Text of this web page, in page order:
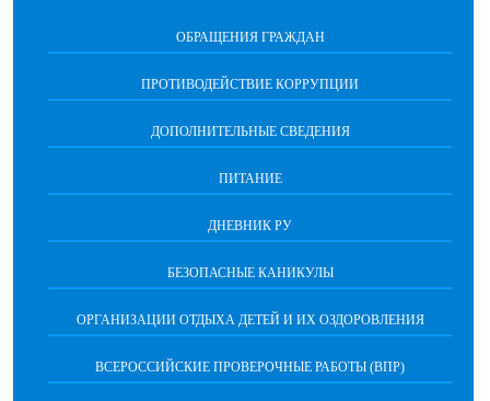
ОБРАЩЕНИЯ ГРАЖДАН
ПРОТИВОДЕЙСТВИЕ КОРРУПЦИИ
ДОПОЛНИТЕЛЬНЫЕ СВЕДЕНИЯ
ПИТАНИЕ
ДНЕВНИК РУ
БЕЗОПАСНЫЕ КАНИКУЛЫ
ОРГАНИЗАЦИИ ОТДЫХА ДЕТЕЙ И ИХ ОЗДОРОВЛЕНИЯ
ВСЕРОССИЙСКИЕ ПРОВЕРОЧНЫЕ РАБОТЫ (ВПР)